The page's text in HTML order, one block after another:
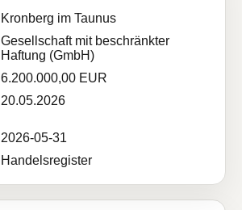
Kronberg im Taunus
Gesellschaft mit beschränkter
Haftung (GmbH)
6.200.000,00 EUR
20.05.2026
2026-05-31
Handelsregister